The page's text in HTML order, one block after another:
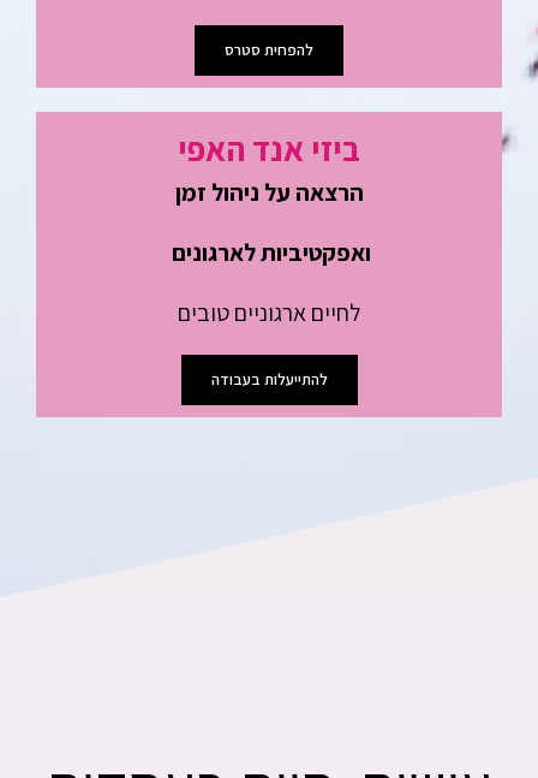
להפחית סטרס
ביזי אנד האפי
הרצאה על ניהול זמן
ואפקטיביות לארגונים
לחיים ארגוניים טובים
להתייעלות בעבודה